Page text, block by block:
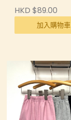
HKD $89.00
加入購物車